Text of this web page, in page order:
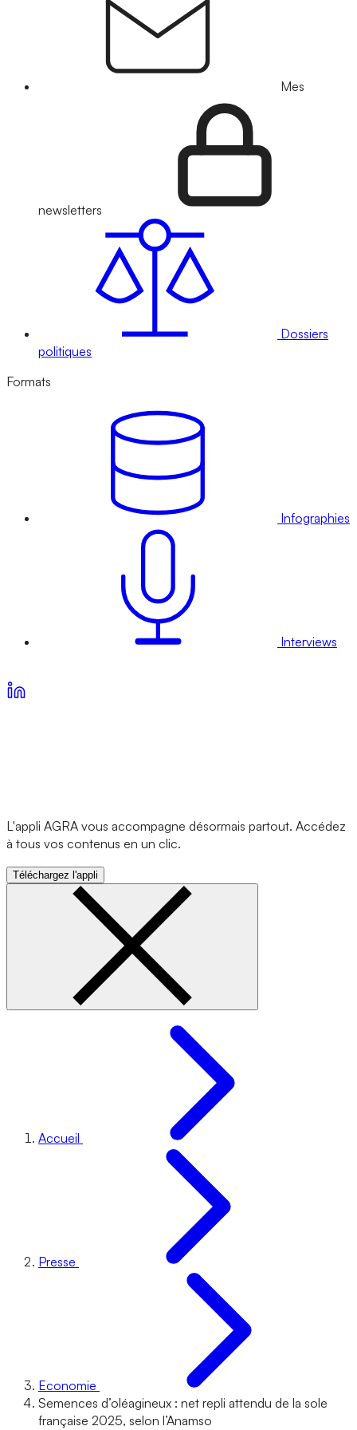
Mes
newsletters
Dossiers
politiques
Formats
Infographies
Interviews
L'appli AGRA vous accompagne désormais partout. Accédez
à tous vos contenus en un clic.
Téléchargez l'appli
Accueil
Presse
Economie
Semences d’oléagineux : net repli attendu de la sole
française 2025, selon l’Anamso